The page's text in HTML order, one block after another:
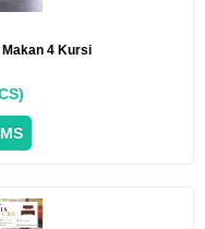
4 Kursi